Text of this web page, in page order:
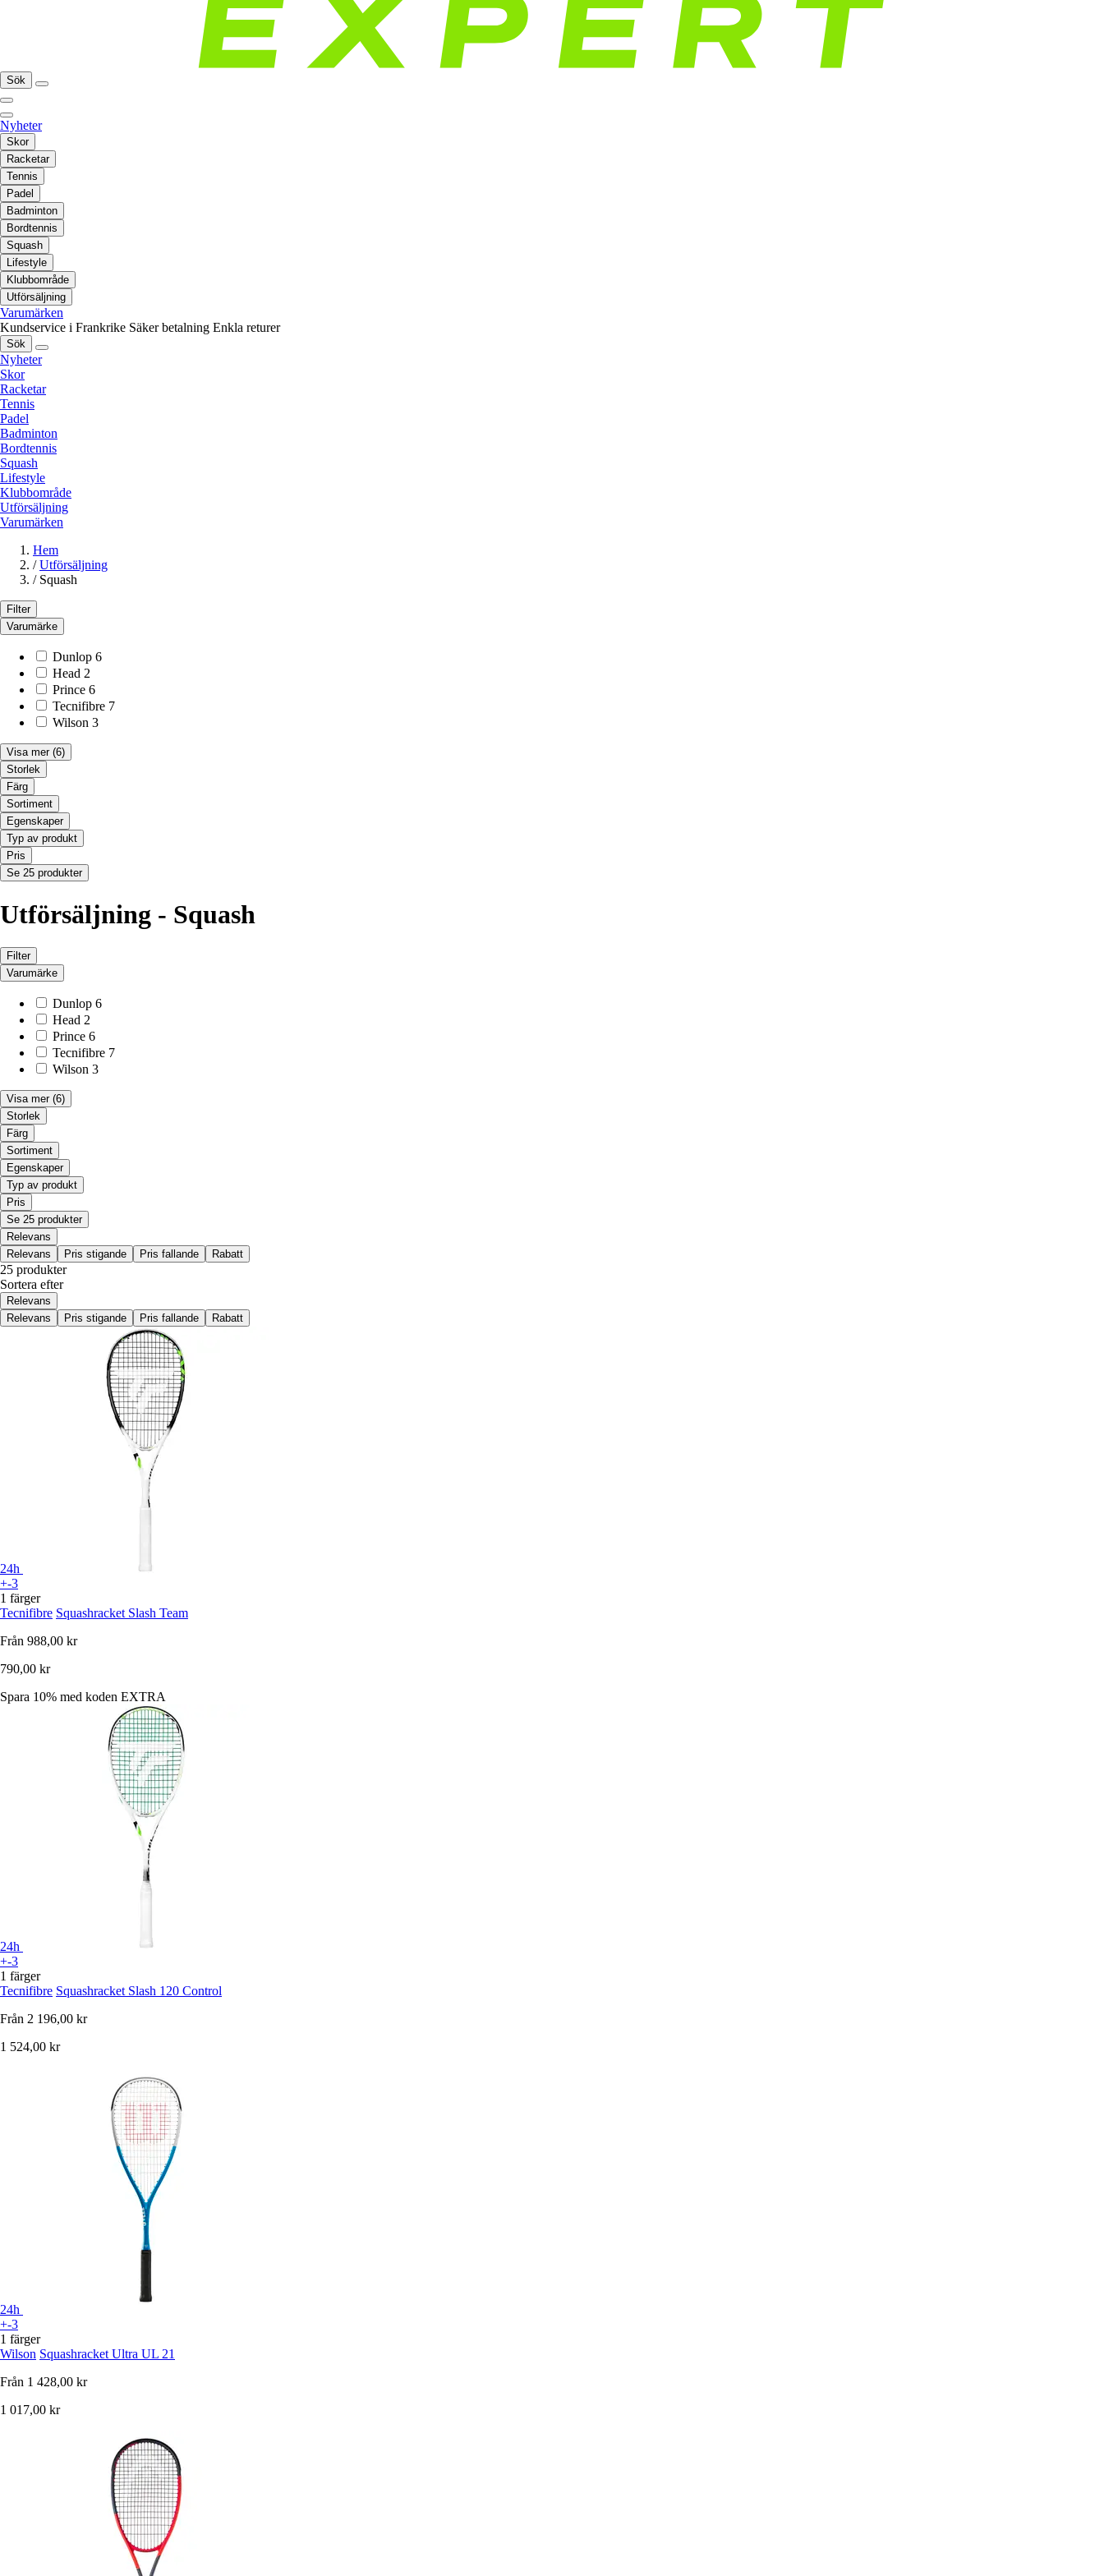
Sök
Nyheter
Skor
Racketar
Tennis
Padel
Badminton
Bordtennis
Squash
Lifestyle
Klubbområde
Utförsäljning
Varumärken
Kundservice i Frankrike Säker betalning Enkla returer
Sök
Nyheter
Skor
Racketar
Tennis
Padel
Badminton
Bordtennis
Squash
Lifestyle
Klubbområde
Utförsäljning
Varumärken
Hem
/ Utförsäljning
/ Squash
Filter
Varumärke
Dunlop 6
Head 2
Prince 6
Tecnifibre 7
Wilson 3
Visa mer (6)
Storlek
Färg
Sortiment
Egenskaper
Typ av produkt
Pris
Se 25 produkter
Utförsäljning - Squash
Filter
Varumärke
Dunlop 6
Head 2
Prince 6
Tecnifibre 7
Wilson 3
Visa mer (6)
Storlek
Färg
Sortiment
Egenskaper
Typ av produkt
Pris
Se 25 produkter
Relevans
Relevans
Pris stigande Pris fallande Rabatt
25 produkter
Sortera efter
Relevans
Relevans
Pris stigande Pris fallande Rabatt
24h
+-3
1 färger
Tecnifibre Squashracket Slash Team
Från 988,00 kr
790,00 kr
Spara 10% med koden EXTRA
24h
+-3
1 färger
Tecnifibre Squashracket Slash 120 Control
Från 2 196,00 kr
1 524,00 kr
24h
+-3
1 färger
Wilson Squashracket Ultra UL 21
Från 1 428,00 kr
1 017,00 kr